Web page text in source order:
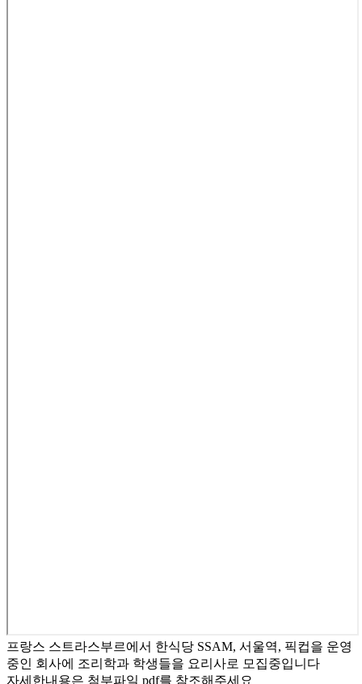
프랑스 스트라스부르에서 한식당 SSAM, 서울역, 픽컵을 운영
중인 회사에 조리학과 학생들을 요리사로 모집중입니다
자세한내용은 첨부파일 pdf를 참조해주세요